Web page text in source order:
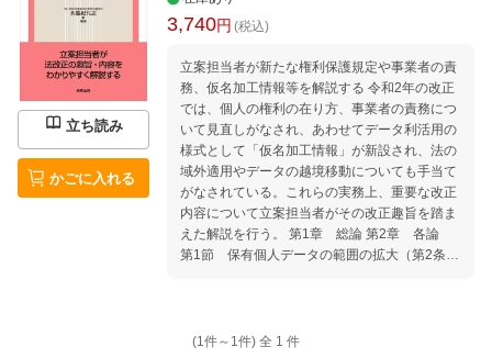
立ち読み
かごに入れる
3,740円 (税込)
立案担当者が新たな権利保護規定や事業者の責
務、仮名加工情報等を解説する 令和2年の改正
では、個人の権利の在り方、事業者の責務につ
いて見直しがなされ、あわせてデータ利活用の
様式として「仮名加工情報」が新設され、法の
域外適用やデータの越境移動についても手当て
がなされている。これらの実務上、重要な改正
内容について立案担当者がその改正趣旨を踏ま
えた解説を行う。 第1章 総論 第2章 各論
第1節 保有個人データの範囲の拡大（第2条第
第4節 漏えい等の報告等（第22条の2関係）
(1件～ 1件) 全 1 件